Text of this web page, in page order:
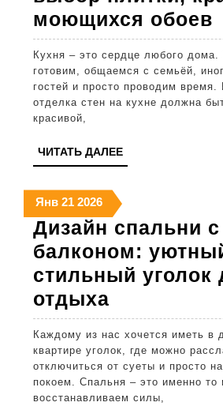
моющихся обоев
Кухня – это сердце любого дома. Здесь мы
готовим, общаемся с семьёй,
гостей и просто проводим
отделка стен на кухне должна
красивой,
ЧИТАТЬ ДАЛЕЕЧИТАТЬ
ДАЛЕЕ
Янв21
января
2026
2121
января
2026
202621
января
2026
Дизайн спальни с
балконом:
стильный уголок
отдыха
спальни
с
балконом:
уютный
Каждому из нас хочется иметь в доме или
квартире уголок, где можно
отключиться от суеты и просто
покоем. Спальня – это именно то
восстанавливаем силы,